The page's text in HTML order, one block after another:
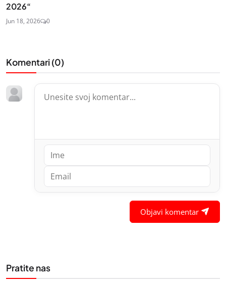
2026“
Jun 18, 2026 0
Komentari (0)
Objavi komentar
Pratite nas